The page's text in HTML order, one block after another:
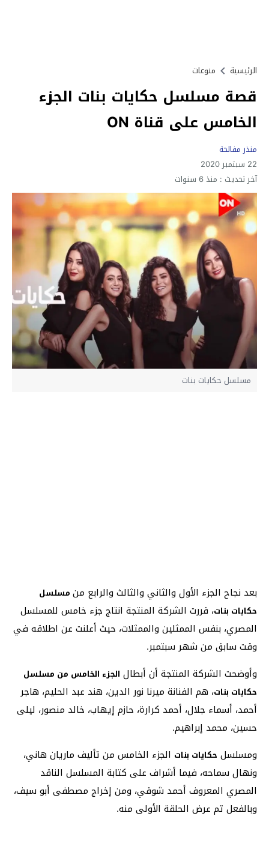
الرئيسية منوعات
قصة مسلسل حكايات بنات الجزء
الخامس على قناة ON
منذر مفالحة
22 سبتمبر 2020
آخر تحديث : منذ 6 سنوات
مسلسل حكايات بنات
بعد نجاح الجزء الأول والثاني والثالث والرابع من مسلسل
حكايات بنات، قررت الشركة المنتجة انتاج جزء خامس للمسلسل
المصري، بنفس الممثلين والممثلات، حيث أعلنت عن اطلاقه في
وقت سابق من شهر سبتمبر.
وأوضحت الشركة المنتجة أن أبطال الجزء الخامس من مسلسل
حكايات بنات، هم الفنانة ميرنا نور الدين، هند عبد الحليم، هاجر
أحمد، أسماء جلال، أحمد كرارة، حازم إيهاب، خالد منصور، ليلى
حسين، محمد إبراهيم.
ومسلسل حكايات بنات الجزء الخامس من تأليف ماريان هاني،
ونهال سماحه، فيما أشراف على كتابة المسلسل الناقد
المصري المعروف أحمد شوقي، ومن إخراج مصطفى أبو سيف،
وبالفعل تم عرض الحلقة الأولى منه.